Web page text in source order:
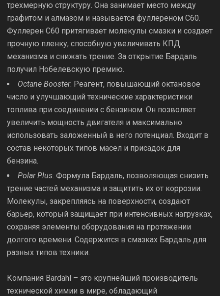
трехмерную структуру. Она занимает место между
графитом и алмазом и называется фуллереном С60.
Фуллерен С60 притягивает молекулы смазки и создает
прочную пленку, способную увеличивать КПД
механизма и снижать трение. За открытие Бардаль
получил Нобелевскую премию.
Octane Booster. Реагент, повышающий октановое
число и улучшающий технические характеристики
топлива при соединении с бензином. Он позволяет
увеличить мощность двигателя и максимально
использовать заложенный в него потенциал. Входит в
состав некоторых типов масел и присадок для
бензина.
Polar Plus. Формула Бардаль, позволяющая снизить
трение частей механизма и защитить их от коррозии.
Молекулы, закрепляясь на поверхности, создают
барьер, который защищает при интенсивных нагрузках,
сохраняя элементы оборудования на протяжении
долгого времени. Содержится в смазках Бардаль для
разных типов техники.
Компания Bardahl – это крупнейший производитель
технической химии в мире, обладающий